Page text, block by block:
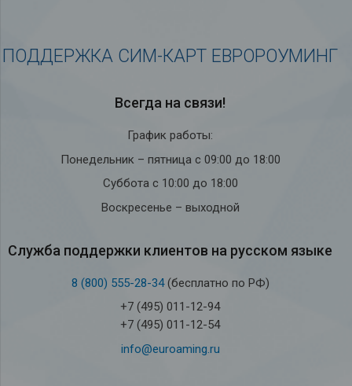
ПОДДЕРЖКА СИМ-КАРТ ЕВРОРОУМИНГ
Всегда на связи!
График работы:
Понедельник – пятница с 09:00 до 18:00
Суббота с 10:00 до 18:00
Воскресенье – выходной
Служба под­держки кли­ен­тов на рус­ском языке
8 (800) 555-28-34(бесплатно по РФ)
+7 (495) 011-12-94
+7 (495) 011-12-54
info@euroaming.ru